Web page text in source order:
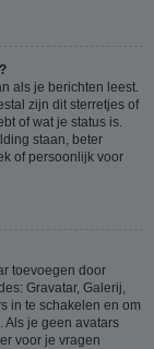
als je berichten leest.
zijn dit sterretjes of
of wat je status is.
staan, beter
of persoonlijk voor
toevoegen door
Gravatar, Galerij,
in te schakelen en om
Als je geen avatars
voor je vragen